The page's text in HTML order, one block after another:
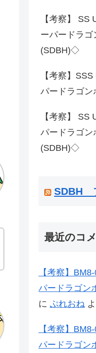
【考察】 SS
ーパードラ
(SDBH)◇
【考察】
パードラゴン
【考察】
パードラゴン
(SDBH)◇
SDBH
最近のコ
【考察】
パードラゴン
に ぷれおね
【考察】
パードラゴン